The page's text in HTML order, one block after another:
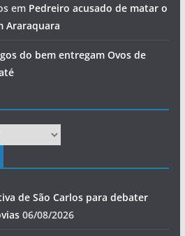
em Pedreiro acusado de matar o
Araraquara
do bem entregam Ovos de
de São Carlos para debater
06/08/2026